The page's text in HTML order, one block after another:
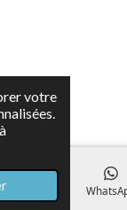
votre
Facebook